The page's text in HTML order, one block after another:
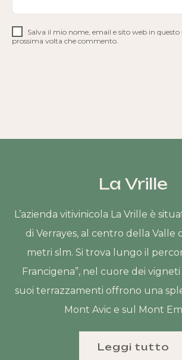
Salva il mio nome, email e sito web in questo
prossima volta che commento.
La Vrille
L’azienda vitivinicola La Vrille è
di Verrayes, al centro della Valle
metri slm. Si trova lungo il
Francigena”, nel cuore dei vigneti
suoi terrazzamenti offrono una
Mont Avic e sul Mont
Leggi tutto